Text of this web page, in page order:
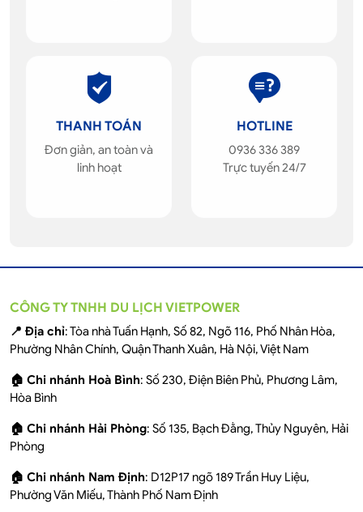
THANH TOÁN
Đơn giản, an toàn và
linh hoạt
HOTLINE
0936 336 389
Trực tuyến 24/7
CÔNG TY TNHH DU LỊCH VIETPOWER
📍 Địa chỉ: Tòa nhà Tuấn Hạnh, Số 82, Ngõ 116, Phố Nhân Hòa,
Phường Nhân Chính, Quận Thanh Xuân, Hà Nội, Việt Nam
🏠 Chi nhánh Hoà Bình: Số 230, Điện Biên Phủ, Phương Lâm,
Hòa Bình
🏠 Chi nhánh Hải Phòng: Số 135, Bạch Đằng, Thủy Nguyên, Hải
Phòng
🏠 Chi nhánh Nam Định: D12P17 ngõ 189 Trần Huy Liệu,
Phường Văn Miếu, Thành Phố Nam Định